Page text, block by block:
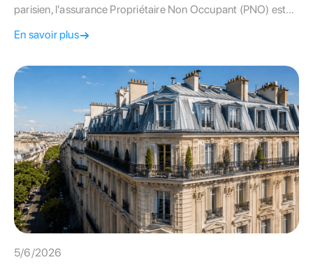
parisien, l'assurance Propriétaire Non Occupant (PNO) est
clauses clés pour éviter les frais cachés en cas de sinistre.
En savoir plus
5/6/2026